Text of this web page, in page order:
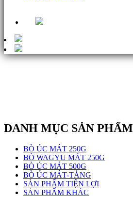
DANH MỤC SẢN PHẨM
BÒ ÚC MÁT 250G
BÒ WAGYU MÁT 250G
BÒ ÚC MÁT 500G
BÒ ÚC MÁT-TẢNG
SẢN PHẨM TIỆN LỢI
SẢN PHẨM KHÁC